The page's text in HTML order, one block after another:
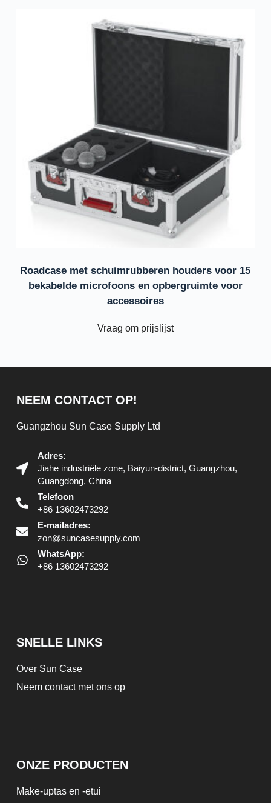
Roadcase met schuimrubberen houders voor 15
bekabelde microfoons en opbergruimte voor
accessoires
Vraag om prijslijst
NEEM CONTACT OP!
Guangzhou Sun Case Supply Ltd
Adres:
Jiahe industriële zone, Baiyun-district, Guangzhou,
Guangdong, China
Telefoon
+86 13602473292
E-mailadres:
zon@suncasesupply.com
WhatsApp:
+86 13602473292
SNELLE LINKS
Over Sun Case
Neem contact met ons op
ONZE PRODUCTEN
Make-uptas en -etui